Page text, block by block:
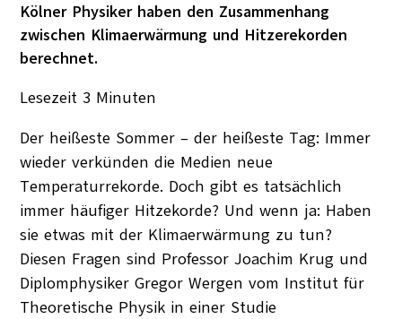
Kölner Physiker haben den Zusammenhang
zwischen Klimaerwärmung und Hitzerekorden
berechnet.
Lesezeit 3 Minuten
Der heißeste Sommer – der heißeste Tag: Immer
wieder verkünden die Medien neue
Temperaturrekorde. Doch gibt es tatsächlich
immer häufiger Hitzekorde? Und wenn ja: Haben
sie etwas mit der Klimaerwärmung zu tun?
Diesen Fragen sind Professor Joachim Krug und
Diplomphysiker Gregor Wergen vom Institut für
Theoretische Physik in einer Studie